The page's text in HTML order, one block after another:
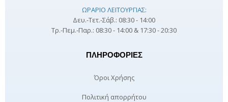
ΩΡΆΡΙΟ ΛΕΙΤΟΥΡΓΊΑΣ:
Δευ.-Τετ.-Σάβ.: 08:30 - 14:00
Τρ.-Πεμ.-Παρ.: 08:30 - 14:00 & 17:30 - 20:30
ΠΛΗΡΟΦΟΡΊΕΣ
Όροι Χρήσης
Πολιτική απορρήτου